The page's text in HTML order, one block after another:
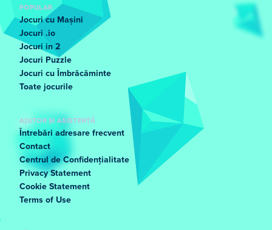
POPULAR
Jocuri cu Mașini
Jocuri .io
Jocuri in 2
Jocuri Puzzle
Jocuri cu Îmbrăcăminte
Toate jocurile
AJUTOR ȘI ASISTENȚĂ
Întrebări adresare frecvent
Contact
Centrul de Confidențialitate
Privacy Statement
Cookie Statement
Terms of Use